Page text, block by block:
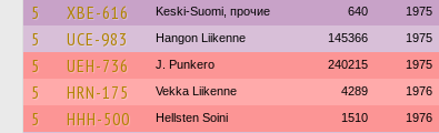
5 XBE-616 Keski-Suomi, прочие 640 1975
5 UCE-983 Hangon Liikenne 145366 1975
5 UEH-736 J. Punkero 240215 1975
5 HRN-175 Vekka Liikenne 4289 1976
5 HHH-500 Hellsten Soini 1510 1976